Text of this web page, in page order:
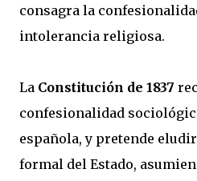
consagra la
intolerancia religiosa.
La Constitución de 1837
confesionalidad
española, y pretende
formal del Estado,